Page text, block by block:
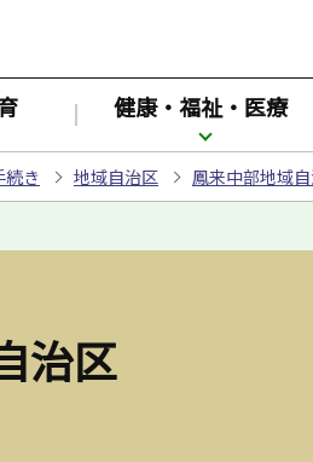
健康・福祉・医療
続き 地域自治区 鳳来中部地域
治区